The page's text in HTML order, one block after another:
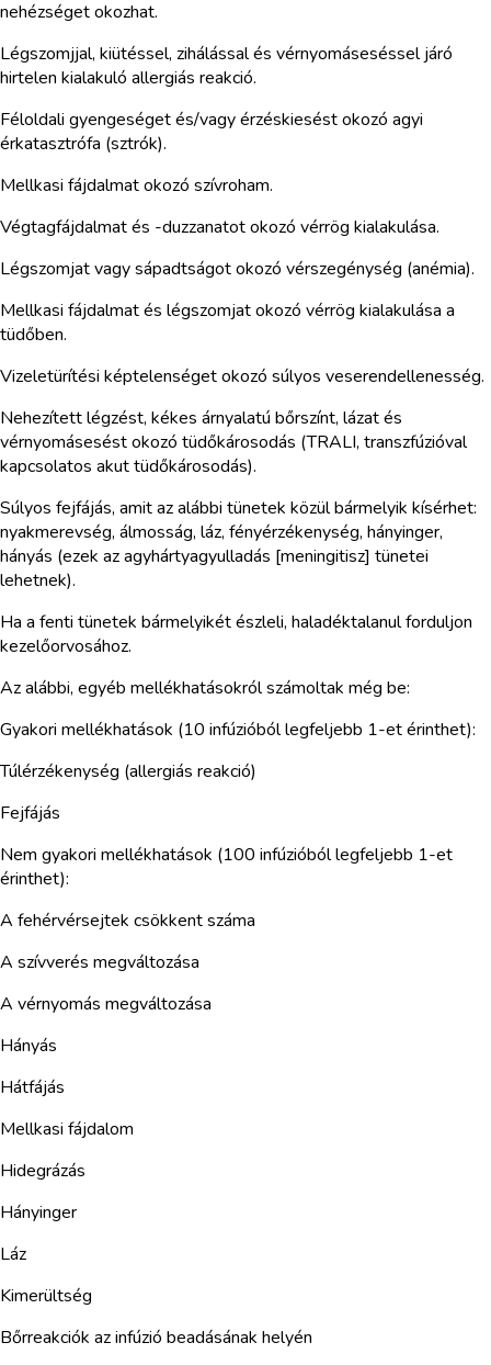
nehézséget okozhat.
Légszomjjal, kiütéssel, zihálással és vérnyomáseséssel járó
hirtelen kialakuló allergiás reakció.
Féloldali gyengeséget és/vagy érzéskiesést okozó agyi
érkatasztrófa (sztrók).
Mellkasi fájdalmat okozó szívroham.
Végtagfájdalmat és -duzzanatot okozó vérrög kialakulása.
Légszomjat vagy sápadtságot okozó vérszegénység (anémia).
Mellkasi fájdalmat és légszomjat okozó vérrög kialakulása a
tüdőben.
Vizeletürítési képtelenséget okozó súlyos veserendellenesség.
Nehezített légzést, kékes árnyalatú bőrszínt, lázat és
vérnyomásesést okozó tüdőkárosodás (TRALI, transzfúzióval
kapcsolatos akut tüdőkárosodás).
Súlyos fejfájás, amit az alábbi tünetek közül bármelyik kísérhet:
nyakmerevség, álmosság, láz, fényérzékenység, hányinger,
hányás (ezek az agyhártyagyulladás [meningitisz] tünetei
lehetnek).
Ha a fenti tünetek bármelyikét észleli, haladéktalanul forduljon
kezelőorvosához.
Az alábbi, egyéb mellékhatásokról számoltak még be:
Gyakori mellékhatások (10 infúzióból legfeljebb 1-et érinthet):
Túlérzékenység (allergiás reakció)
Fejfájás
Nem gyakori mellékhatások (100 infúzióból legfeljebb 1-et
érinthet):
A fehérvérsejtek csökkent száma
A szívverés megváltozása
A vérnyomás megváltozása
Hányás
Hátfájás
Mellkasi fájdalom
Hidegrázás
Hányinger
Láz
Kimerültség
Bőrreakciók az infúzió beadásának helyén